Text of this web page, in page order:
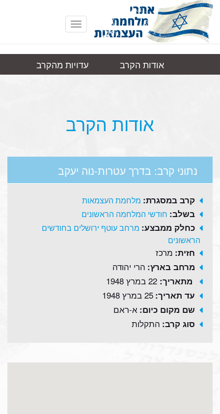
Toggle
navigation
בדרך
אודות הקרב
עדויות מהקרב
אודות הקרב
נתוני קרב: בדרך עטרות-נוה יעקב
קרב במסגרת: מלחמת העצמאות
בשלב: חודשי המלחמה הראשונים
כחלק ממבצע: מרחב עוטף ירושלים בחודשים
הראשונים
חזית: מרכז
מרחב בארץ: הרי יהודה
מתאריך: 22 במרץ 1948
עד תאריך: 25 במרץ 1948
שם מקום כיום: א-ראם
סוג קרב: התקלות